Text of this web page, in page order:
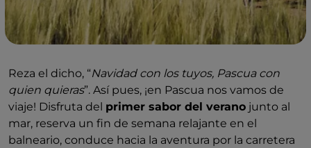
Reza el dicho, “Navidad con los tuyos, Pascua con
quien quieras”. Así pues, ¡en Pascua nos vamos de
viaje! Disfruta del primer sabor del verano junto al
mar, reserva un fin de semana relajante en el
balneario, conduce hacia la aventura por la carretera